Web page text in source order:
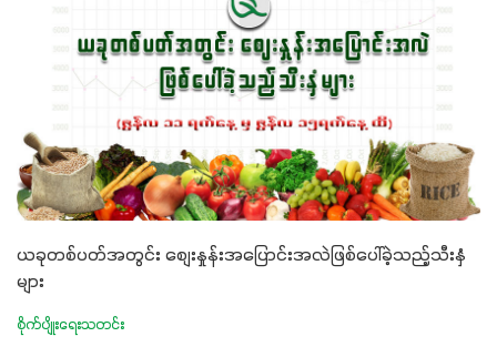
ယခုတစ်ပတ်အတွင်း စျေးနှုန်းအပြောင်းအလဲဖြစ်ပေါ်ခဲ့သည့်သီးနှံ
များ
စိုက်ပျိုးရေးသတင်း